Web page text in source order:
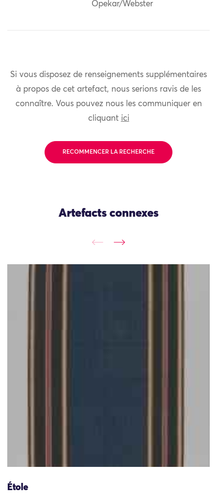
Opekar/Webster
Si vous disposez de renseignements supplémentaires
à propos de cet artefact, nous serions ravis de les
connaître. Vous pouvez nous les communiquer en
cliquant ici
RECOMMENCER LA RECHERCHE
Artefacts connexes
Étole